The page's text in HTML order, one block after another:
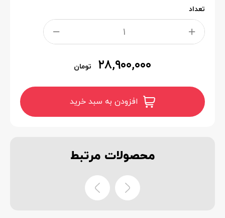
تعداد
۲۸,۹۰۰,۰۰۰ تومان
افزودن به سبد خرید
محصولات مرتبط